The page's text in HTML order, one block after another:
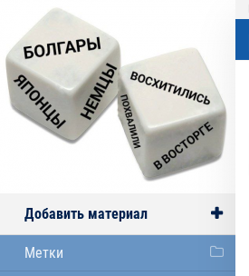
Добавить материал
Метки